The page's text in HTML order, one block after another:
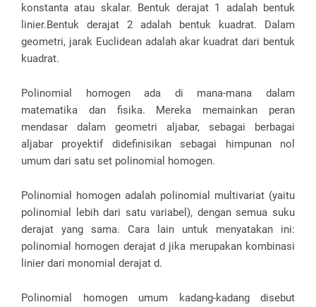
konstanta atau skalar. Bentuk derajat 1 adalah bentuk
linier.Bentuk derajat 2 adalah bentuk kuadrat. Dalam
geometri, jarak Euclidean adalah akar kuadrat dari bentuk
kuadrat.
Polinomial homogen ada di mana-mana dalam
matematika dan fisika. Mereka memainkan peran
mendasar dalam geometri aljabar, sebagai berbagai
aljabar proyektif didefinisikan sebagai himpunan nol
umum dari satu set polinomial homogen.
Polinomial homogen adalah polinomial multivariat (yaitu
polinomial lebih dari satu variabel), dengan semua suku
derajat yang sama. Cara lain untuk menyatakan ini:
polinomial homogen derajat d jika merupakan kombinasi
linier dari monomial derajat d.
Polinomial homogen umum kadang-kadang disebut